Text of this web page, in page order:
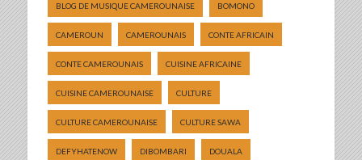
BLOG DE MUSIQUE CAMEROUNAISE BOMONO
CAMEROUN CAMEROUNAIS CONTE AFRICAIN
CONTE CAMEROUNAIS CUISINE AFRICAINE
CUISINE CAMEROUNAISE CULTURE
CULTURE CAMEROUNAISE CULTURE SAWA
DEFYHATENOW DIBOMBARI DOUALA